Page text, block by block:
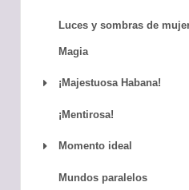
Luces y sombras de
Magia
¡Majestuosa Habana!
¡Mentirosa!
Momento ideal
Mundos paralelos